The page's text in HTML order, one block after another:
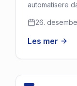
automatisere
26.
Les mer